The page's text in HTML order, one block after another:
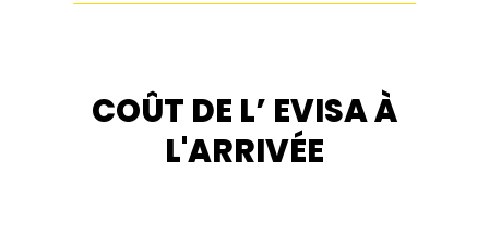
COÛT DE L’ EVISA À
L'ARRIVÉE